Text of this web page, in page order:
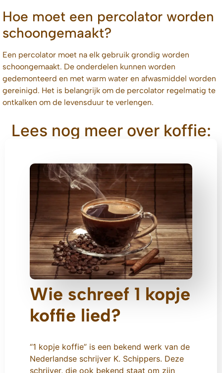
Hoe moet een percolator worden
schoongemaakt?
Een percolator moet na elk gebruik grondig worden
schoongemaakt. De onderdelen kunnen worden
gedemonteerd en met warm water en afwasmiddel worden
gereinigd. Het is belangrijk om de percolator regelmatig te
ontkalken om de levensduur te verlengen.
Lees nog meer over koffie:
Wie schreef 1 kopje
koffie lied?
“1 kopje koffie” is een bekend werk van de
Nederlandse schrijver K. Schippers. Deze
schrijver, die ook bekend staat om zijn